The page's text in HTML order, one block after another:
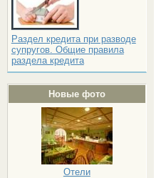
Раздел кредита при разводе
супругов. Общие правила
раздела кредита
Новые фото
Отели